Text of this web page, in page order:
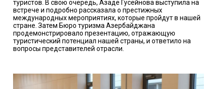
туристов. В свою очередь, Азаде Гусейнова выступила на
встрече и подробно рассказала о престижных
международных мероприятиях, которые пройдут в нашей
стране. Затем Бюро туризма Азербайджана
продемонстрировало презентацию, отражающую
туристический потенциал нашей страны, и ответило на
вопросы представителей отрасли.